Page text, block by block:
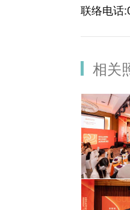
联络电话
相关